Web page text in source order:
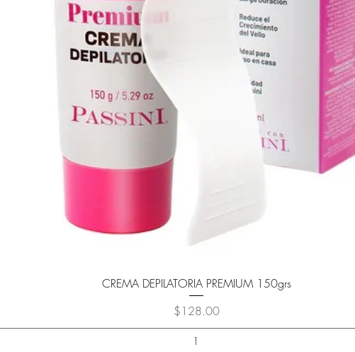
Vista rápida
CREMA DEPILATORIA PREMIUM 150grs
Precio
$128.00